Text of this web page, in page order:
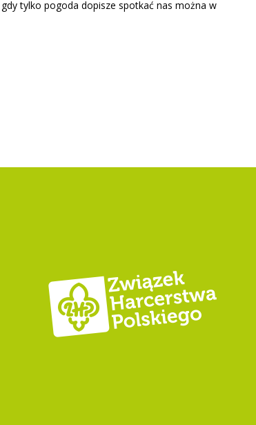
tylko pogoda dopisze spotkać nas można w